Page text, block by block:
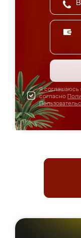
Я соглашаюсь
согласно